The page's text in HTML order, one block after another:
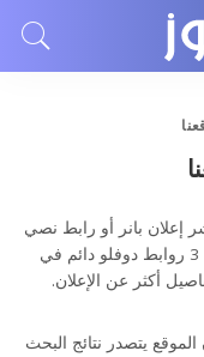
إعلان بانر أو رابط نصي
في الموقع أو تريد نشر مقال جيست بوست به 3 روابط دوفلو دائم في
أكثر عن الإعلان.
يتصدر نتائج البحث